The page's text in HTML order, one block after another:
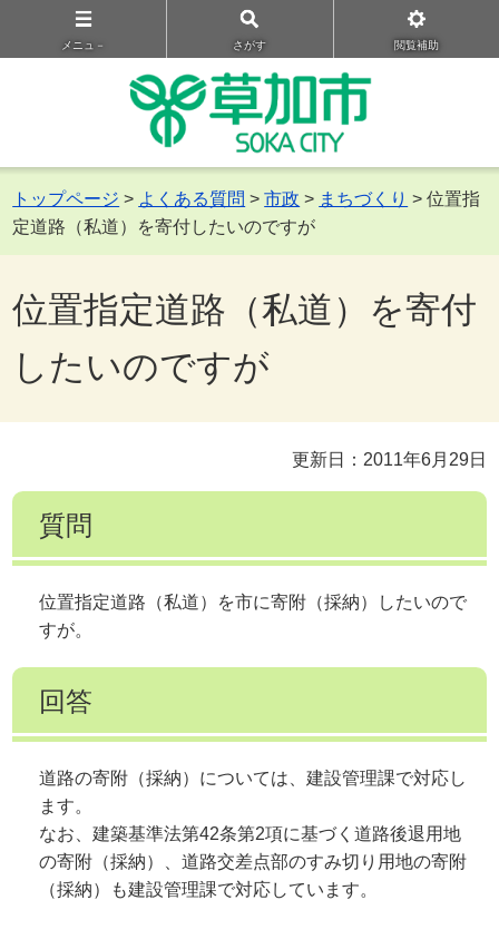
メニュ－ さがす 閲覧補助
トップページ > よくある質問 >市政 > まちづくり > 位置指
定道路（私道）を寄付したいのですが
位置指定道路（私道）を寄付
したいのですが
更新日：2011年6月29日
質問
位置指定道路（私道）を市に寄附（採納）したいので
すが。
回答
道路の寄附（採納）については、建設管理課で対応し
ます。
なお、建築基準法第42条第2項に基づく道路後退用地
の寄附（採納）、道路交差点部のすみ切り用地の寄附
（採納）も建設管理課で対応しています。